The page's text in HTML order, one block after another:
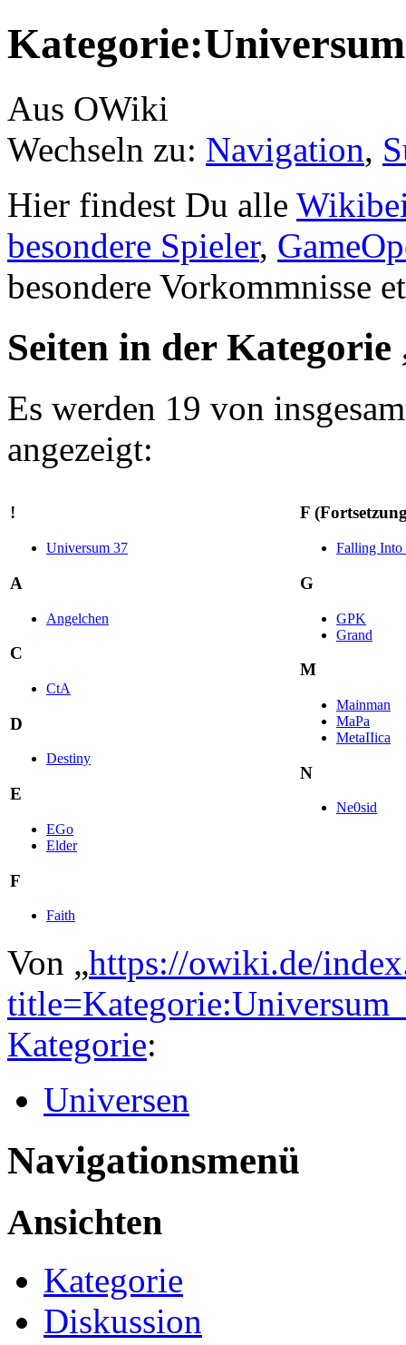
Aus OWiki
Wechseln zu: Navigation,
Hier findest Du alle
besondere Spieler,
besondere Vorkommnisse
Seiten in der
Es werden 19 von
angezeigt:
!
Universum 37
A
Angelchen
C
CtA
D
Destiny
E
EGo
Elder
F
Faith
F
Falling Into
G
GPK
Grand
M
Mainman
MaPa
MetaIIica
N
Ne0sid
Von „https://owiki.de/
Kategorie:
Universen
Navigationsmenü
Ansichten
Kategorie
Diskussion